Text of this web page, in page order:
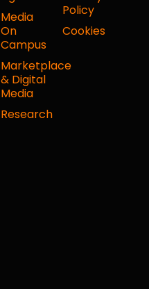
Media
On
Campus
Marketplace
& Digital
Media
Research
Policy
Cookies